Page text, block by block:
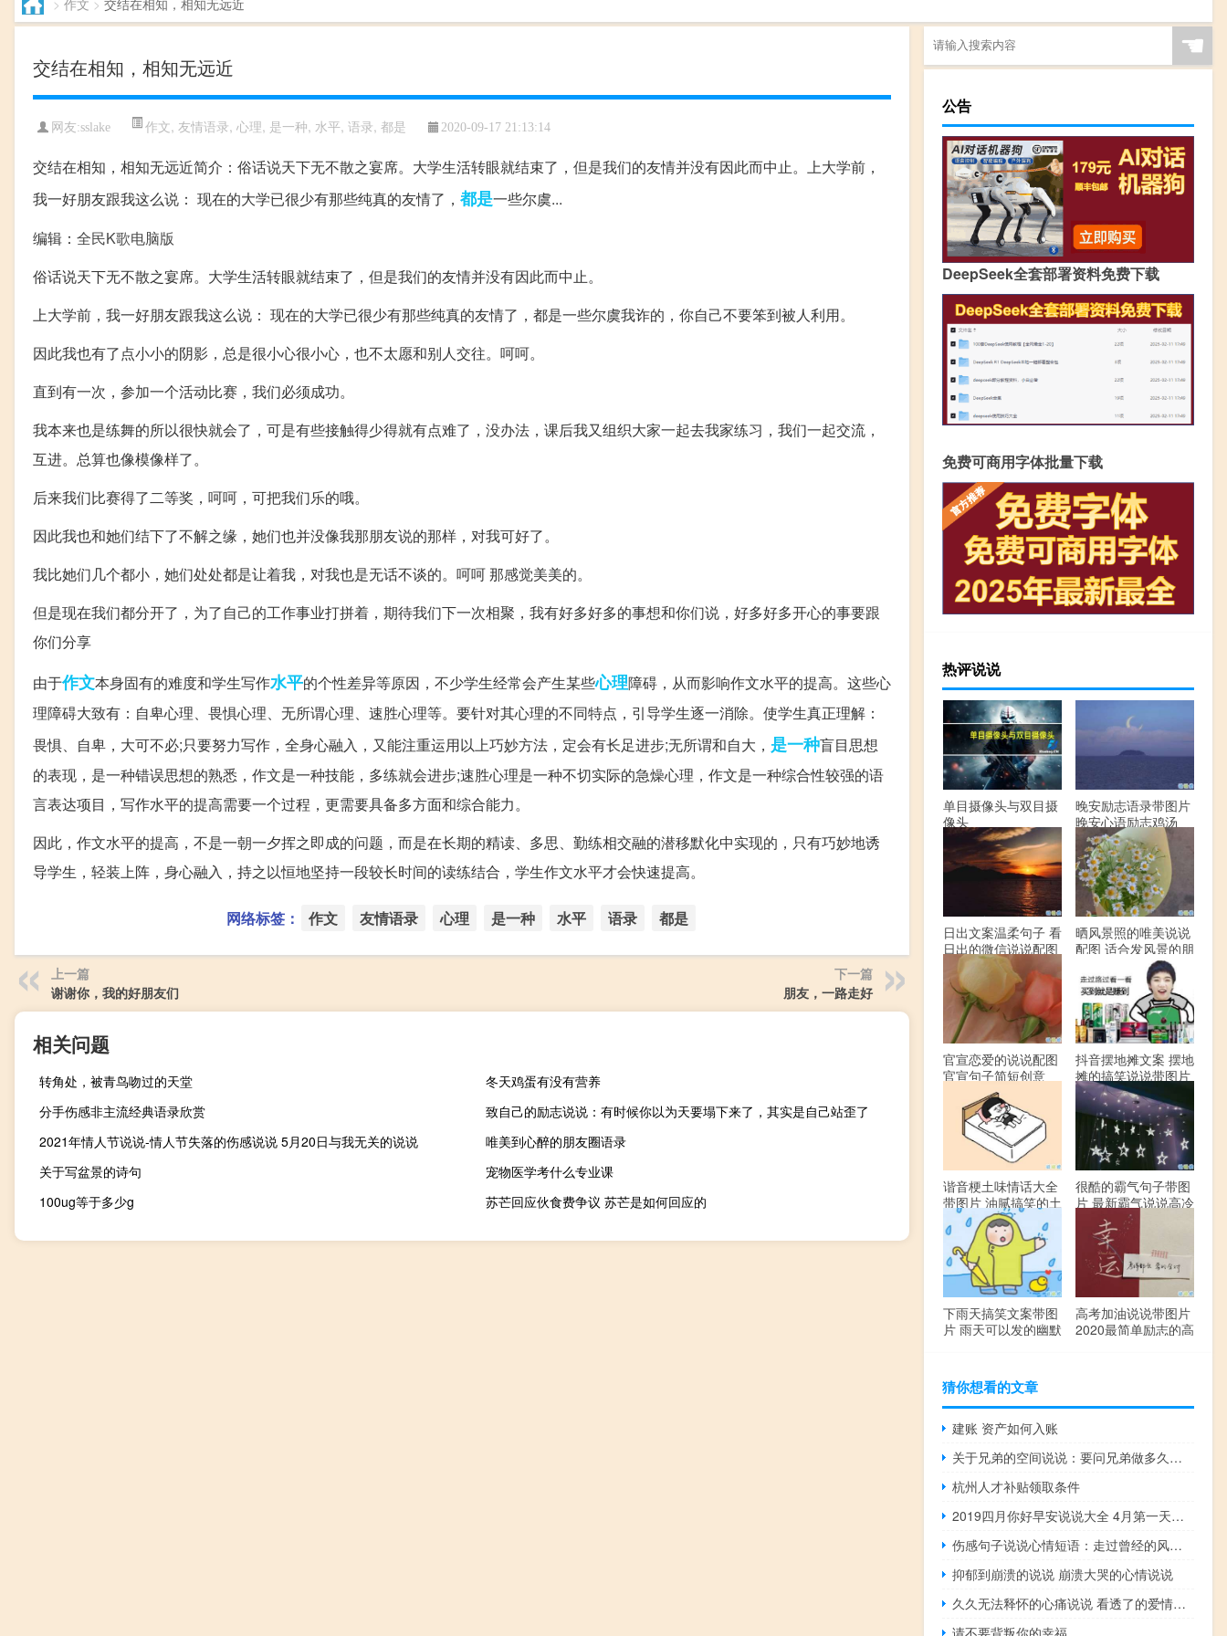
交结在相知，相知无远近
网友:sslake 作文, 友情语录, 心理, 是一种, 水平, 语录, 都是 2020-09-17 21:13:14
交结在相知，相知无远近简介：俗话说天下无不散之宴席。大学生活转眼就结束了，但是我们的友情并没有因此而中止。上大学前，
我一好朋友跟我这么说： 现在的大学已很少有那些纯真的友情了， 都是一些尔虞...
编辑： 全民K歌电脑版
俗话说天下无不散之宴席。大学生活转眼就结束了，但是我们的友情并没有因此而中止。
上大学前，我一好朋友跟我这么说： 现在的大学已很少有那些纯真的友情了，都是一些尔虞我诈的，你自己不要笨到被人利用。
因此我也有了点小小的阴影，总是很小心很小心，也不太愿和别人交往。呵呵。
直到有一次，参加一个活动比赛，我们必须成功。
我本来也是练舞的所以很快就会了，可是有些接触得少得就有点难了，没办法，课后我又组织大家一起去我家练习，我们一起交流，
互进。总算也像模像样了。
后来我们比赛得了二等奖，呵呵，可把我们乐的哦。
因此我也和她们结下了不解之缘，她们也并没像我那朋友说的那样，对我可好了。
我比她们几个都小，她们处处都是让着我，对我也是无话不谈的。呵呵 那感觉美美的。
但是现在我们都分开了，为了自己的工作事业打拼着，期待我们下一次相聚，我有好多好多的事想和你们说，好多好多开心的事要跟
你们分享
由于作文本身固有的难度和学生写作水平的个性差异等原因，不少学生经常会产生某些心理障碍，从而影响作文水平的提高。这些心
理障碍大致有：自卑心理、畏惧心理、无所谓心理、速胜心理等。要针对其心理的不同特点，引导学生逐一消除。使学生真正理解：
畏惧、自卑，大可不必;只要努力写作，全身心融入，又能注重运用以上巧妙方法，定会有长足进步;无所谓和自大， 是一种盲目思想
的表现，是一种错误思想的熟悉，作文是一种技能，多练就会进步;速胜心理是一种不切实际的急燥心理，作文是一种综合性较强的语
言表达项目，写作水平的提高需要一个过程，更需要具备多方面和综合能力。
因此，作文水平的提高，不是一朝一夕挥之即成的问题，而是在长期的精读、多思、勤练相交融的潜移默化中实现的，只有巧妙地诱
导学生，轻装上阵，身心融入，持之以恒地坚持一段较长时间的读练结合，学生作文水平才会快速提高。
网络标签： 作文 友情语录 心理 是一种 水平 语录 都是
上一篇
谢谢你，我的好朋友们
下一篇
朋友，一路走好
相关问题
转角处，被青鸟吻过的天堂
冬天鸡蛋有没有营养
分手伤感非主流经典语录欣赏
致自己的励志说说：有时候你以为天要塌下来了，其实是自己站歪了
2021年情人节说说-情人节失落的伤感说说 5月20日与我无关的说说
唯美到心醉的朋友圈语录
关于写盆景的诗句
宠物医学考什么专业课
100ug等于多少g
苏芒回应伙食费争议 苏芒是如何回应的
☚
公告
DeepSeek全套部署资料免费下载
免费可商用字体批量下载
热评说说
单目摄像头与双目摄
像头
晚安励志语录带图片
晚安心语励志鸡汤
日出文案温柔句子 看
日出的微信说说配图
晒风景照的唯美说说
配图 适合发风景的朋
官宣恋爱的说说配图
官宣句子简短创意
抖音摆地摊文案 摆地
摊的搞笑说说带图片
谐音梗土味情话大全
带图片 油腻搞笑的土
味情话
很酷的霸气句子带图
片 最新霸气说说高冷
下雨天搞笑文案带图
片 雨天可以发的幽默
高考加油说说带图片
2020最简单励志的高
猜你想看的文章
建账 资产如何入账
关于兄弟的空间说说：要问兄弟做多久，心跳多久做多久
杭州人才补贴领取条件
2019四月你好早安说说大全 4月第一天微信早安说说
伤感句子说说心情短语：走过曾经的风景，竟还会误会身旁仍有你
抑郁到崩溃的说说 崩溃大哭的心情说说
久久无法释怀的心痛说说 看透了的爱情伤感说说